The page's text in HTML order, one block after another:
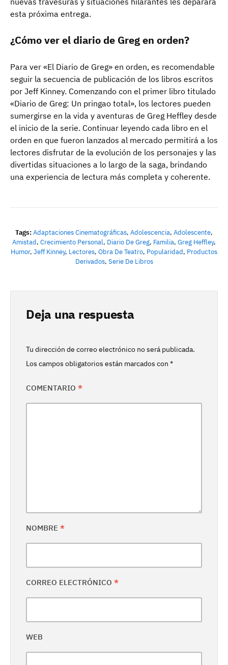
esta próxima entrega.
¿Cómo ver el diario de Greg en orden?
Para ver «El Diario de Greg» en orden, es recomendable
seguir la secuencia de publicación de los libros escritos
por Jeff Kinney. Comenzando con el primer libro titulado
«Diario de Greg: Un pringao total», los lectores pueden
sumergirse en la vida y aventuras de Greg Heffley desde
el inicio de la serie. Continuar leyendo cada libro en el
orden en que fueron lanzados al mercado permitirá a los
lectores disfrutar de la evolución de los personajes y las
divertidas situaciones a lo largo de la saga, brindando
una experiencia de lectura más completa y coherente.
Tags:Adaptaciones Cinematográficas, Adolescencia, Adolescente,
Amistad, Crecimiento Personal, Diario De Greg, Familia, Greg Heffley,
Humor, Jeff Kinney, Lectores, Obra De Teatro, Popularidad, Productos
Derivados, Serie De Libros
Deja una respuesta
Tu dirección de correo electrónico no será publicada.
Los campos obligatorios están marcados con *
COMENTARIO *
NOMBRE *
CORREO ELECTRÓNICO *
WEB